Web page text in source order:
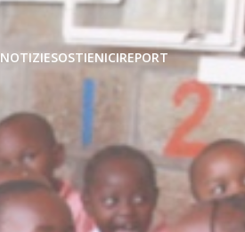
NOTIZIESOSTIENICIREPORT